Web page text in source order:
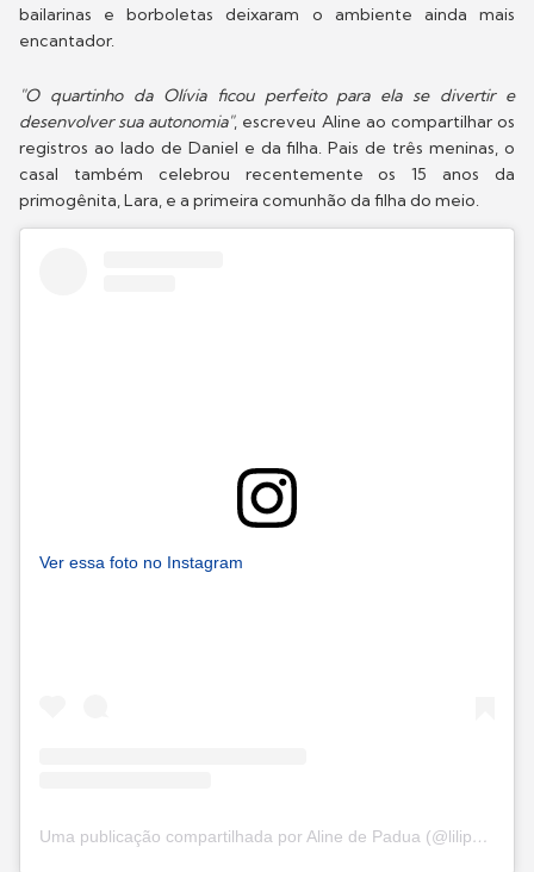
bailarinas e borboletas deixaram o ambiente ainda mais
encantador.
"O quartinho da Olívia ficou perfeito para ela se divertir e
desenvolver sua autonomia", escreveu Aline ao compartilhar os
registros ao lado de Daniel e da filha. Pais de três meninas, o
casal também celebrou recentemente os 15 anos da
primogênita, Lara, e a primeira comunhão da filha do meio.
Ver essa foto no Instagram
Uma publicação compartilhada por Aline de Padua (@lilipadua)